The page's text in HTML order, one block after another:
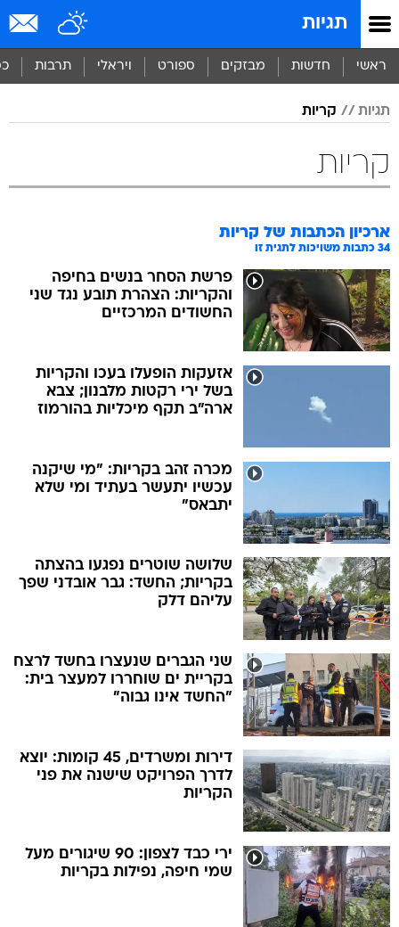
תגיות
ראשי חדשות מבזקים ספורט ויראלי תרבות
תגיות קריות
קריות
ארכיון הכתבות של קריות
34 כתבות משויכות לתגית זו
פרשת הסחר בנשים בחיפה
והקריות: הצהרת תובע נגד שני
החשודים המרכזיים
אזעקות הופעלו בעכו והקריות
בשל ירי רקטות מלבנון; צבא
ארה"ב תקף מיכליות בהורמוז
מכרה זהב בקריות: "מי שיקנה
עכשיו יתעשר בעתיד ומי שלא
יתבאס"
שלושה שוטרים נפגעו בהצתה
בקריות; החשד: גבר אובדני שפך
עליהם דלק
שני הגברים שנעצרו בחשד לרצח
בקריית ים שוחררו למעצר בית:
"החשד אינו גבוה"
דירות ומשרדים, 45 קומות: יוצא
לדרך הפרויקט שישנה את פני
הקריות
ירי כבד לצפון: 90 שיגורים מעל
שמי חיפה, נפילות בקריות